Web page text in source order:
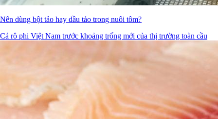
Nên dùng bột tảo hay dầu tảo trong nuôi tôm?
Cá rô phi Việt Nam trước khoảng trống mới của thị trường toàn cầu